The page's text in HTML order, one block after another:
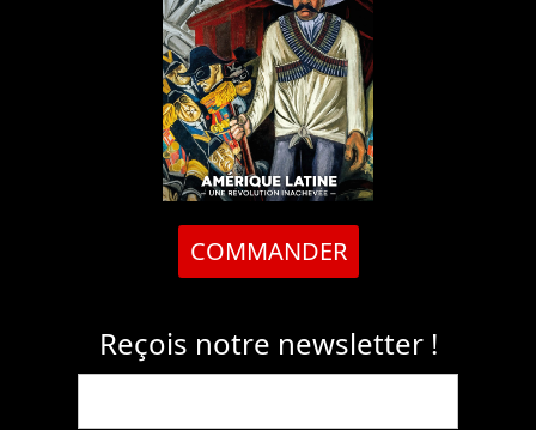
COMMANDER
Reçois notre newsletter !